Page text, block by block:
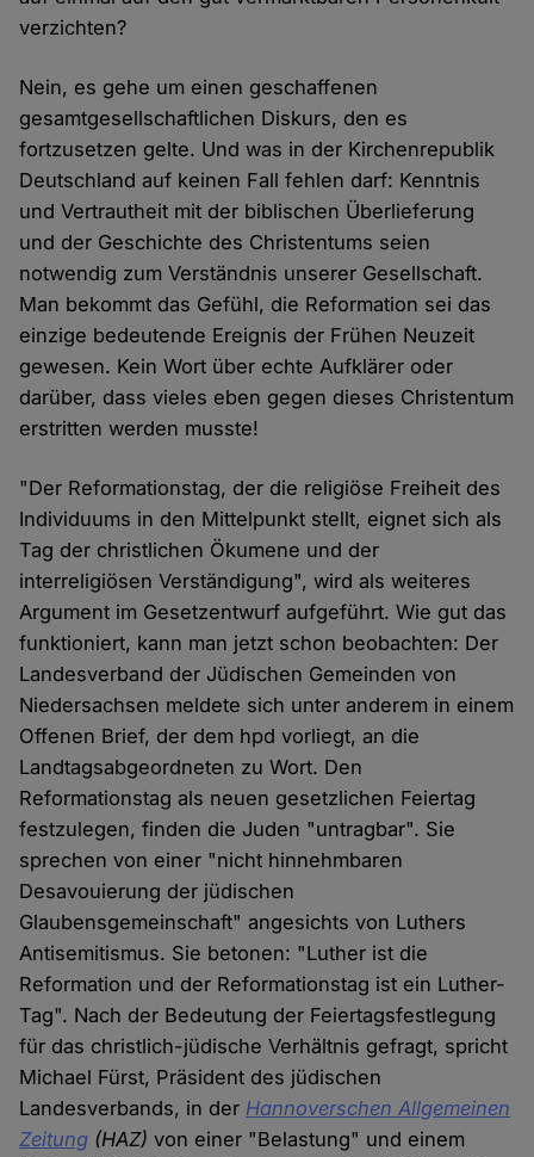
verzichten?
Nein, es gehe um einen geschaffenen
gesamtgesellschaftlichen Diskurs, den es
fortzusetzen gelte. Und was in der Kirchenrepublik
Deutschland auf keinen Fall fehlen darf: Kenntnis
und Vertrautheit mit der biblischen Überlieferung
und der Geschichte des Christentums seien
notwendig zum Verständnis unserer Gesellschaft.
Man bekommt das Gefühl, die Reformation sei das
einzige bedeutende Ereignis der Frühen Neuzeit
gewesen. Kein Wort über echte Aufklärer oder
darüber, dass vieles eben gegen dieses Christentum
erstritten werden musste!
"Der Reformationstag, der die religiöse Freiheit des
Individuums in den Mittelpunkt stellt, eignet sich als
Tag der christlichen Ökumene und der
interreligiösen Verständigung", wird als weiteres
Argument im Gesetzentwurf aufgeführt. Wie gut das
funktioniert, kann man jetzt schon beobachten: Der
Landesverband der Jüdischen Gemeinden von
Niedersachsen meldete sich unter anderem in einem
Offenen Brief, der dem hpd vorliegt, an die
Landtagsabgeordneten zu Wort. Den
Reformationstag als neuen gesetzlichen Feiertag
festzulegen, finden die Juden "untragbar". Sie
sprechen von einer "nicht hinnehmbaren
Desavouierung der jüdischen
Glaubensgemeinschaft" angesichts von Luthers
Antisemitismus. Sie betonen: "Luther ist die
Reformation und der Reformationstag ist ein Luther-
Tag". Nach der Bedeutung der Feiertagsfestlegung
für das christlich-jüdische Verhältnis gefragt, spricht
Michael Fürst, Präsident des jüdischen
Landesverbands, in der Hannoverschen Allgemeinen
Zeitung (HAZ) von einer "Belastung" und einem